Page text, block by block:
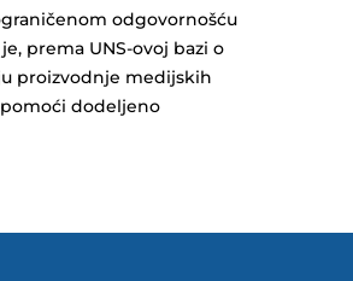
odgovornošću
prema UNS-ovoj bazi o
proizvodnje medijskih
dodeljeno